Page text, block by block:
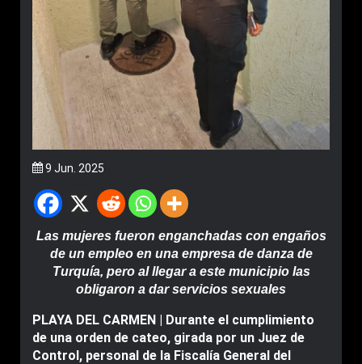
9 Jun. 2025
Las mujeres fueron enganchadas con engaños
de un empleo en una empresa de danza de
Turquía, pero al llegar a este municipio las
obligaron a dar servicios sexuales
PLAYA DEL CARMEN | Durante el cumplimiento
de una orden de cateo, girada por un Juez de
Control, personal de la Fiscalía General del